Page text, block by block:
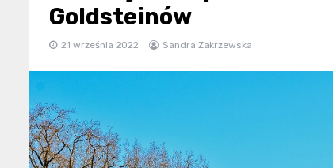
Goldsteinów
21 września 2022 Sandra Zakrzewska